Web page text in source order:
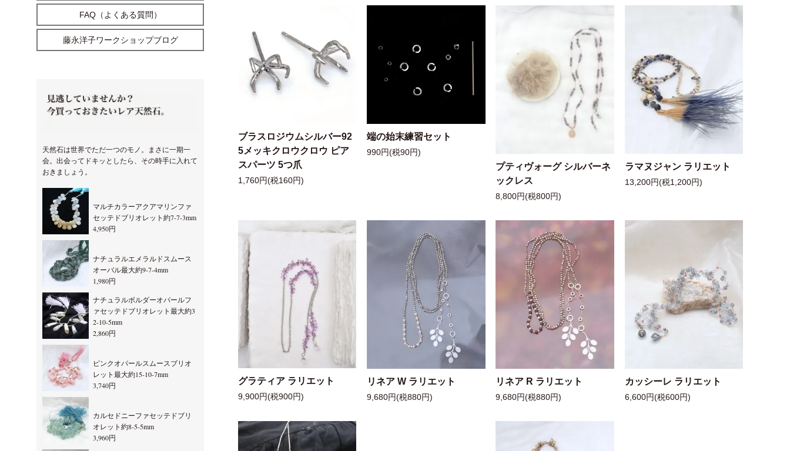
ブラスロジウムシルバー92
5メッキクロウクロウ ピア
スパーツ 5つ爪
1,760円(税160円)
端の始末練習セット
990円(税90円)
プティヴォーグ シルバーネ
ックレス
8,800円(税800円)
ラマヌジャン ラリエット
13,200円(税1,200円)
グラティア ラリエット
9,900円(税900円)
リネア W ラリエット
9,680円(税880円)
リネア R ラリエット
9,680円(税880円)
カッシーレ ラリエット
6,600円(税600円)
FAQ（よくある質問）
藤永洋子ワークショップブログ
天然石は世界でただ一つのモノ。まさに一期一
会。出会ってドキッとしたら、その時手に入れて
おきましょう。
マルチカラーアクアマリンファ
セッテドブリオレット約7-7-3mm
4,950円
ナチュラルエメラルドスムース
オーバル最大約9-7-4mm
1,980円
ナチュラルボルダーオパールフ
ァセッテドブリオレット最大約3
2-10-5mm
2,860円
ピンクオパールスムースブリオ
レット最大約15-10-7mm
3,740円
カルセドニーファセッテドブリ
オレット約8-5-5mm
3,960円